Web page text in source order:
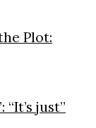
Plot:
just”